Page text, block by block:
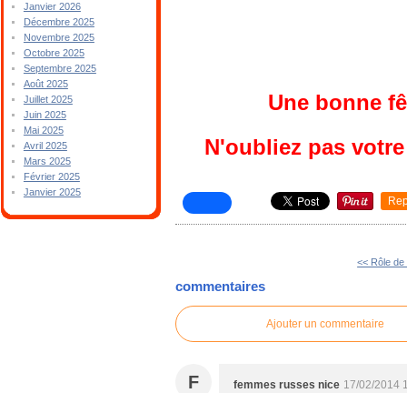
Janvier 2026
Décembre 2025
Novembre 2025
Octobre 2025
Septembre 2025
Août 2025
Juillet 2025
Juin 2025
Mai 2025
Avril 2025
Mars 2025
Février 2025
Janvier 2025
Une bonne
N'oubliez pas
<< Rôle de
commentaires
Ajouter un commentaire
F femmes russes nice 17/02/2014